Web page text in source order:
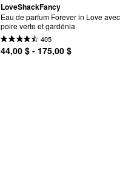
LoveShackFancy
Eau de parfum Forever in Love avec
poire verte et gardénia
405
44,00 $ - 175,00 $